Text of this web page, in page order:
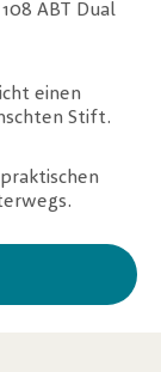
ABT Dual
einen
Stift.